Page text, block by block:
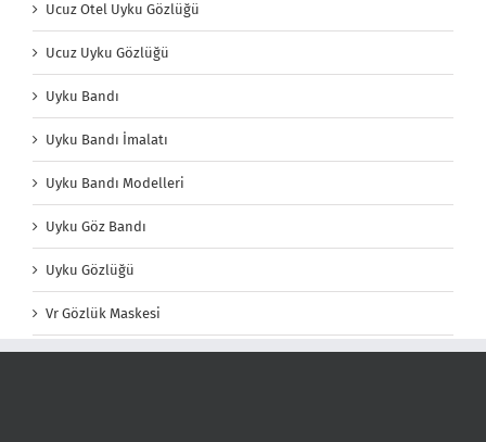
Ucuz Otel Uyku Gözlüğü
Ucuz Uyku Gözlüğü
Uyku Bandı
Uyku Bandı İmalatı
Uyku Bandı Modelleri
Uyku Göz Bandı
Uyku Gözlüğü
Vr Gözlük Maskesi